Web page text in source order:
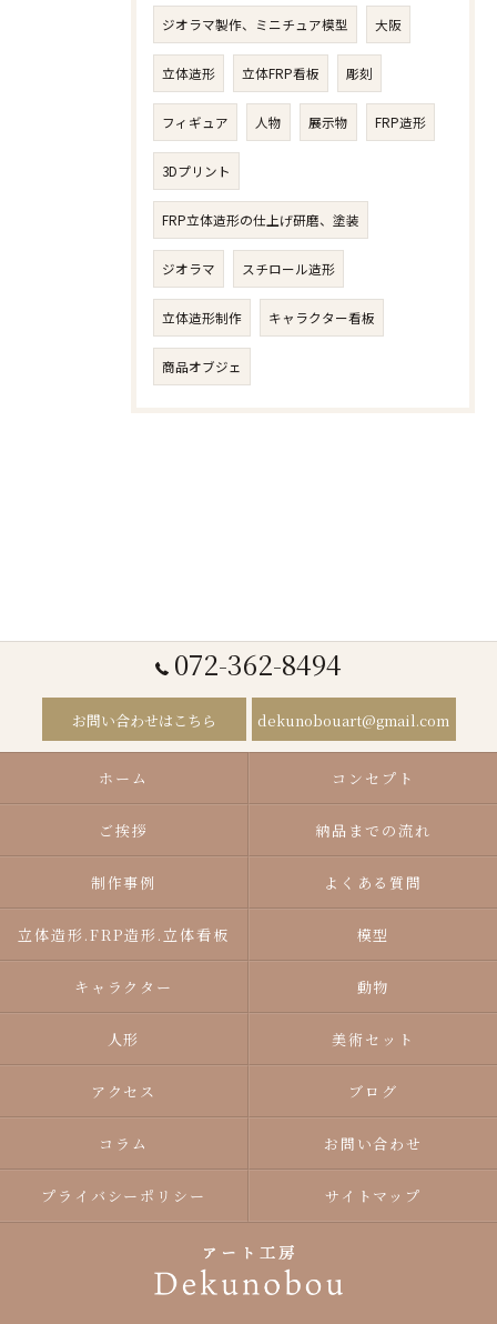
ジオラマ製作、ミニチュア模型 大阪
立体造形 立体FRP看板 彫刻
フィギュア 人物​ 展示物 FRP造形
3Dプリント
FRP立体造形の仕上げ研磨、塗装
ジオラマ スチロール造形
立体造形制作 キャラクター看板
商品オブジェ
072-362-8494
お問い合わせはこちら dekunobouart@gmail.com
ホーム コンセプト
ご挨拶 納品までの流れ
制作事例 よくある質問
立体造形.FRP造形.立体看板 模型
キャラクター 動物
人形 美術セット
アクセス ブログ
コラム お問い合わせ
プライバシーポリシー サイトマップ